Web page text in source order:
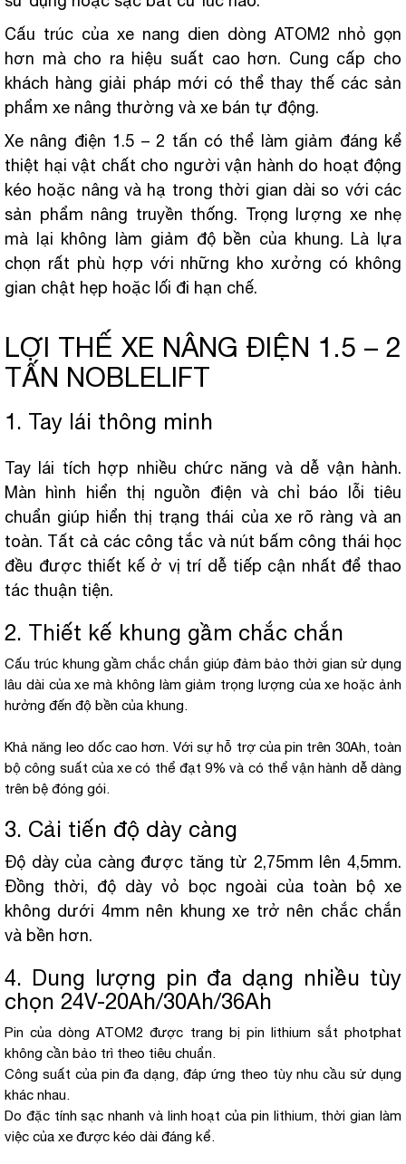
Cấu trúc của xe nang dien dòng ATOM2 nhỏ gọn
hơn mà cho ra hiệu suất cao hơn. Cung cấp cho
khách hàng giải pháp mới có thể thay thế các sản
phẩm xe nâng thường và xe bán tự động.
Xe nâng điện 1.5 – 2 tấn có thể làm giảm đáng kể
thiệt hại vật chất cho người vận hành do hoạt động
kéo hoặc nâng và hạ trong thời gian dài so với các
sản phẩm nâng truyền thống. Trọng lượng xe nhẹ
mà lại không làm giảm độ bền của khung. Là lựa
chọn rất phù hợp với những kho xưởng có không
gian chật hẹp hoặc lối đi hạn chế.
LỢI THẾ XE NÂNG ĐIỆN 1.5 – 2
TẤN NOBLELIFT
1. Tay lái thông minh
Tay lái tích hợp nhiều chức năng và dễ vận hành.
Màn hình hiển thị nguồn điện và chỉ báo lỗi tiêu
chuẩn giúp hiển thị trạng thái của xe rõ ràng và an
toàn. Tất cả các công tắc và nút bấm công thái học
đều được thiết kế ở vị trí dễ tiếp cận nhất để thao
tác thuận tiện.
2. Thiết kế khung gầm chắc chắn
Cấu trúc khung gầm chắc chắn giúp đảm bảo thời gian sử dụng
lâu dài của xe mà không làm giảm trọng lượng của xe hoặc ảnh
hưởng đến độ bền của khung.
Khả năng leo dốc cao hơn. Với sự hỗ trợ của pin trên 30Ah, toàn
bộ công suất của xe có thể đạt 9% và có thể vận hành dễ dàng
trên bệ đóng gói.
3. Cải tiến độ dày càng
Độ dày của càng được tăng từ 2,75mm lên 4,5mm.
Đồng thời, độ dày vỏ bọc ngoài của toàn bộ xe
không dưới 4mm nên khung xe trở nên chắc chắn
và bền hơn.
4. Dung lượng pin đa dạng nhiều tùy
chọn 24V-20Ah/30Ah/36Ah
Pin của dòng ATOM2 được trang bị pin lithium sắt photphat
không cần bảo trì theo tiêu chuẩn.
Công suất của pin đa dạng, đáp ứng theo tùy nhu cầu sử dụng
khác nhau.
Do đặc tính sạc nhanh và linh hoạt của pin lithium, thời gian làm
việc của xe được kéo dài đáng kể.